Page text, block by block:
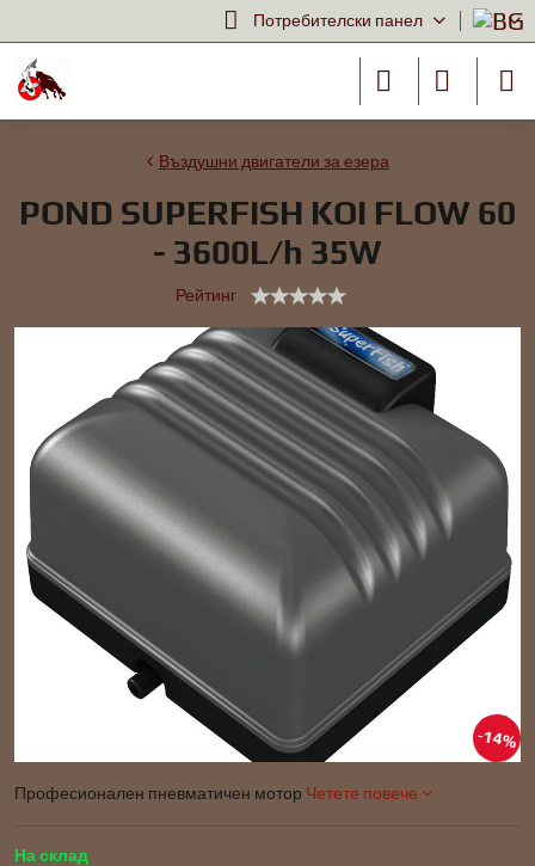
Потребителски панел
14%
Въздушни двигатели за езера
POND SUPERFISH KOI FLOW 60
- 3600L/h 35W
Рейтинг
Професионален пневматичен мотор Четете повече
На склад